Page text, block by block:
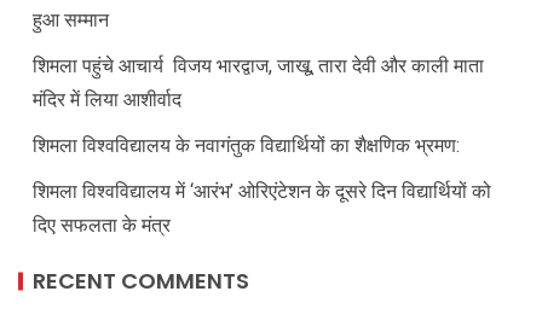
हुआ सम्मान
शिमला पहुंचे आचार्य विजय भारद्वाज, जाखू, तारा देवी और काली माता
मंदिर में लिया आशीर्वाद
शिमला विश्वविद्यालय के नवागंतुक विद्यार्थियों का शैक्षणिक भ्रमण:
शिमला विश्वविद्यालय में ‘आरंभ’ ओरिएंटेशन के दूसरे दिन विद्यार्थियों को
दिए सफलता के मंत्र
RECENT COMMENTS